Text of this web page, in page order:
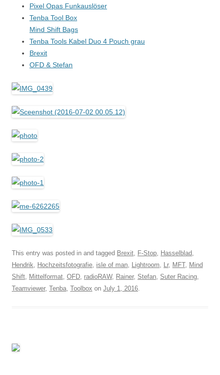
Pixel Opas Funkauslöser
Tenba Tool Box
Mind Shift Bags
Tenba Tools Kabel Duo 4 Pouch grau
Brexit
OFD & Stefan
This entry was posted in and tagged Brexit, F-Stop, Hasselblad,
Hendrik, Hochzeitsfotografie, isle of man, Lightroom, Lr, MFT, Mind
Shift, Mittelformat, OFD, radioRAW, Rainer, Stefan, Suter Racing,
Teamviewer, Tenba, Toolbox on July 1, 2016.